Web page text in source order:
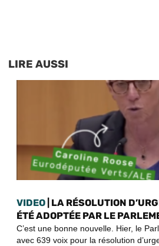
LIRE AUSSI
VIDEO | LA RÉSOLUTION
ÉTÉ ADOPTÉE PAR LE
C’est une bonne nouvelle. Hier, le
avec 639 voix pour la résolution